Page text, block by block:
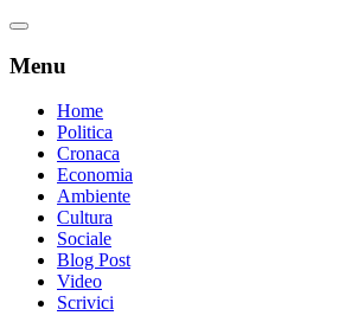
Menu
Home
Politica
Cronaca
Economia
Ambiente
Cultura
Sociale
Blog Post
Video
Scrivici